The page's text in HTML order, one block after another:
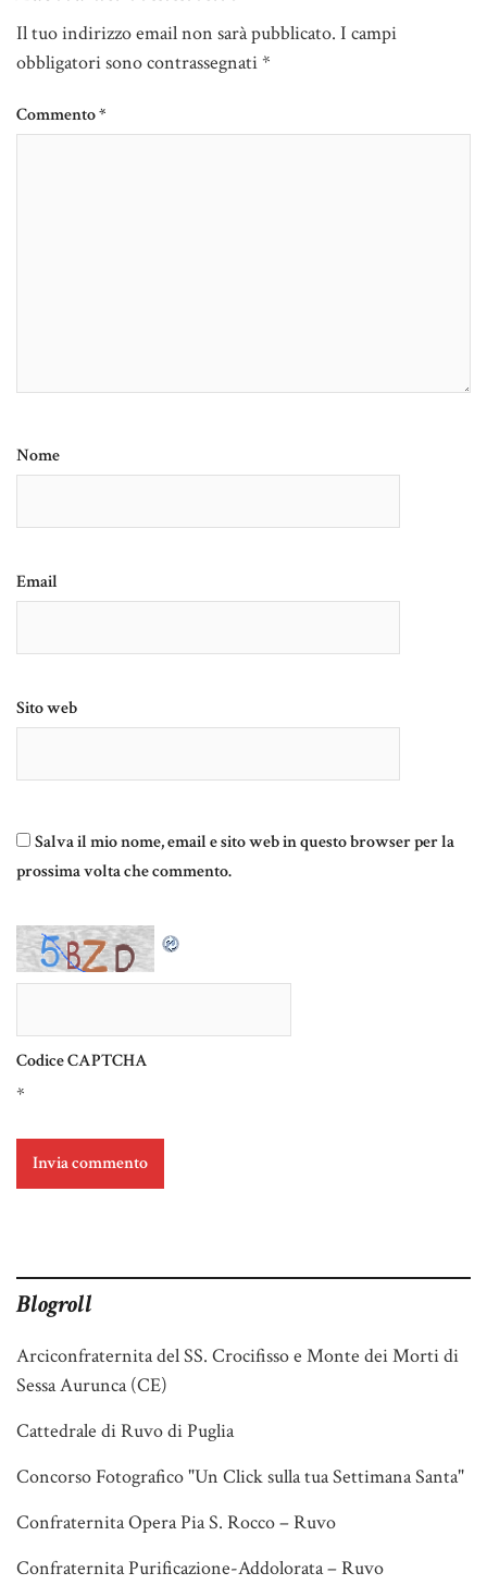
Il tuo indirizzo email non sarà pubblicato. I campi
obbligatori sono contrassegnati*
Commento*
Nome
Email
Sito web
Salva il mio nome, email e sito web in questo browser per la
prossima volta che commento.
Codice CAPTCHA
*
Blogroll
Arciconfraternita del SS. Crocifisso e Monte dei Morti di
Sessa Aurunca (CE)
Cattedrale di Ruvo di Puglia
Concorso Fotografico "Un Click sulla tua Settimana Santa"
Confraternita Opera Pia S. Rocco – Ruvo
Confraternita Purificazione-Addolorata – Ruvo